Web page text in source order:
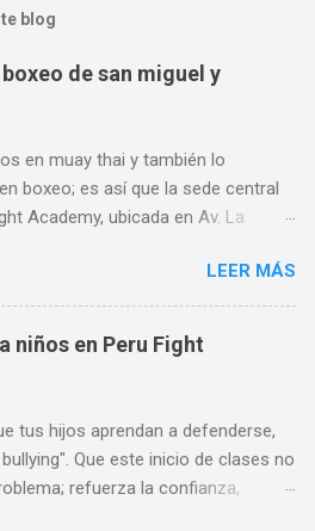
blog
de san miguel y
en muay thai y también lo
boxeo; es así que la sede central
Academy, ubicada en Av. La
aprender boxeo de San Miguel,
y Jesús María; y todo ello gracias
Encuéntranos en Av. La
(a pocas cuadras de Plaza San
de 7 am a 11 pm, Sábados de 9 am a
de 9 am a 1 pm. Más
672 901,
LEER MÁS
niños en Peru Fight
tus hijos aprendan a defenderse,
Que este inicio de clases no
refuerza la confianza,